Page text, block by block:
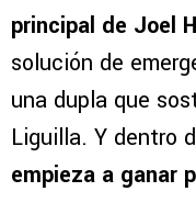
principal de Joel
solución de
una dupla que
Liguilla. Y dentro
empieza a ganar